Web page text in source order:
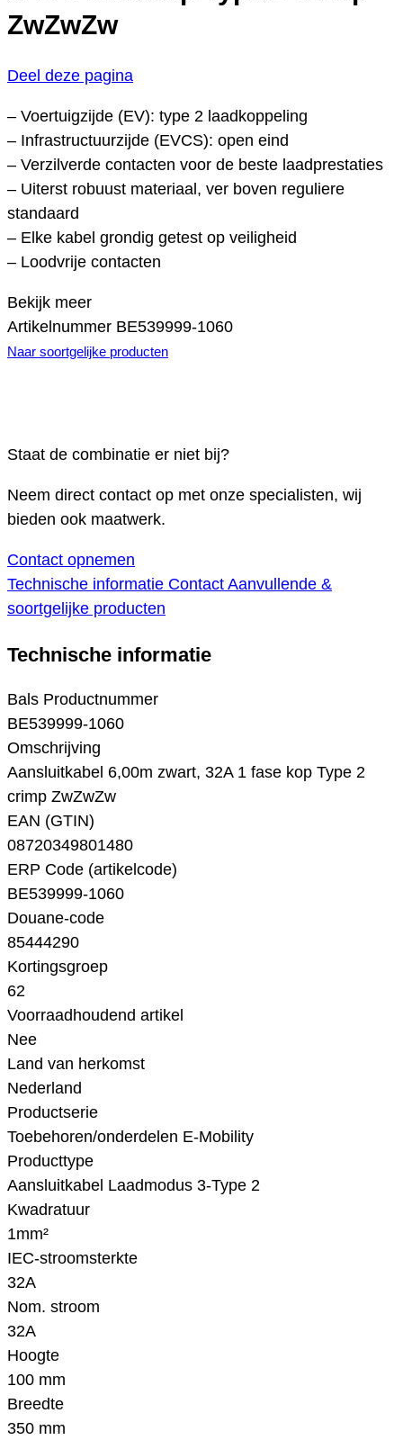
ZwZwZw
Deel deze pagina
– Voertuigzijde (EV): type 2 laadkoppeling
– Infrastructuurzijde (EVCS): open eind
– Verzilverde contacten voor de beste laadprestaties
– Uiterst robuust materiaal, ver boven reguliere
standaard
– Elke kabel grondig getest op veiligheid
– Loodvrije contacten
Bekijk meer
Artikelnummer BE539999-1060
Naar soortgelijke producten
Staat de combinatie er niet bij?
Neem direct contact op met onze specialisten, wij
bieden ook maatwerk.
Contact opnemen
Technische informatie Contact Aanvullende &
soortgelijke producten
Technische informatie
Bals Productnummer
BE539999-1060
Omschrijving
Aansluitkabel 6,00m zwart, 32A 1 fase kop Type 2
crimp ZwZwZw
EAN (GTIN)
08720349801480
ERP Code (artikelcode)
BE539999-1060
Douane-code
85444290
Kortingsgroep
62
Voorraadhoudend artikel
Nee
Land van herkomst
Nederland
Productserie
Toebehoren/onderdelen E-Mobility
Producttype
Aansluitkabel Laadmodus 3-Type 2
Kwadratuur
1mm²
IEC-stroomsterkte
32A
Nom. stroom
32A
Hoogte
100 mm
Breedte
350 mm